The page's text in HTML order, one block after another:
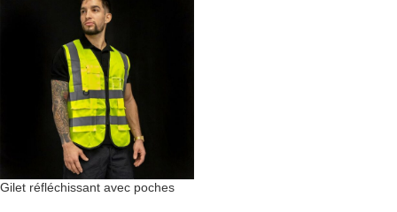
Gilet réfléchissant avec poches